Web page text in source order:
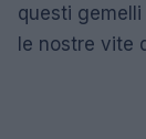
questi
le nostre vite